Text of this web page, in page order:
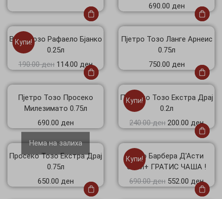
690.00 ден
Купи!
Вино Тозо Рафаело Бјанко
0.25л
190.00ден 114.00 ден
Пјетро Тозо Ланге Арнеис
0.75л
750.00 ден
Пјетро Тозо Просеко
Милезимато 0.75л
690.00 ден
Купи!
Просеко Тозо Екстра Драј
0.2л
240.00ден 200.00 ден
Нема на залиха
Просеко Тозо Екстра Драј
0.75л
650.00 ден
Купи!
Тозо Барбера Д'Асти
0.75л+ ГРАТИС ЧАША !
690.00ден 552.00 ден